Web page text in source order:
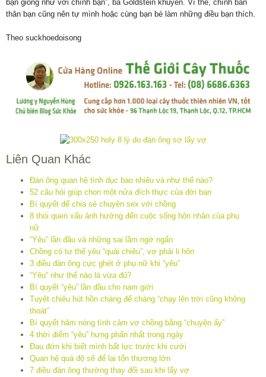
bạn giống như với chính bạn”, bà Goldstein khuyên. Vì thế, chính bản
thân bạn cũng nên tự mình hoặc cùng bạn bè làm những điều bạn thích.
Theo suckhoedoisong
Liên Quan Khác
Đàn ông quan hệ tình dục bao nhiêu và như thế nào?
52 câu hỏi giúp chọn một nửa đích thực của đời bạn
Bí quyết để chia sẻ chuyện sex với chồng
8 thói quen xấu ảnh hưởng đến cuộc sống hôn nhân của phụ
nữ
“Yêu” lần đầu và những sai lầm ngớ ngẩn
Chồng có tư thế yêu “quái chiêu”, vợ phải li hôn
3 điều đàn ông cực ghét ở phụ nữ khi “yêu”
“Yêu” như thế nào là vừa đủ?
Bí quyết “yêu” lần đầu cho nam giới
Tuyệt chiêu hút hồn chàng để chàng “chạy lên trời cũng không
thoát”
Bí quyết hâm nóng tình cảm vợ chồng bằng “chuyện ấy”
4 thời điểm “yêu” hưng phấn nhất trong ngày
Đau đớn khi biết mình bất lực trước khi cưới
Quan hệ quá độ sẽ để lại tổn thương lớn
7 điều đàn ông thường thay đổi sau khi lấy vợ